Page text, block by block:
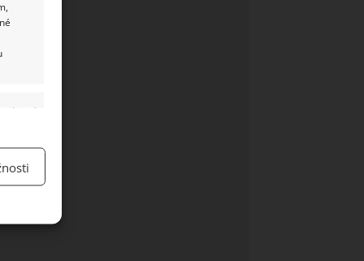
aktivní